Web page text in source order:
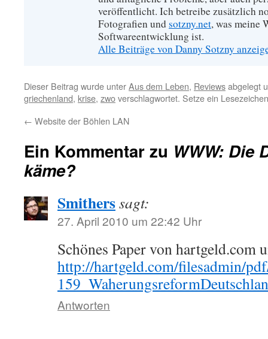
veröffentlicht. Ich betreibe zusätzlich
Fotografien undsotzny.net, was meine
Softwareentwicklung ist.
Alle Beiträge von Danny Sotzny
Dieser Beitrag wurde unterAus dem Leben, Reviewsabgelegt
griechenland, krise, zwoverschlagwortet. Setze ein
← Website der Böhlen LAN
Ein Kommentar zu WWW: Die
käme?
Smitherssagt:
27. April 2010 um 22:42 Uhr
Schönes Paper von hartgeld.com
http://hartgeld.com/filesadmin/
Antworten